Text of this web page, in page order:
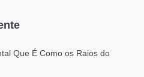
Que É Como os Raios do